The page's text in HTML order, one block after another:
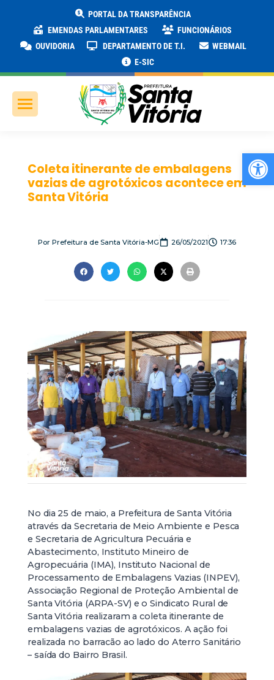
PORTAL DA TRANSPARÊNCIA
EMENDAS PARLAMENTARES
FUNCIONÁRIOS
OUVIDORIA
DEPARTAMENTO DE T.I.
WEBMAIL
E-SIC
Coleta itinerante de embalagens
vazias de agrotóxicos acontece em
Santa Vitória
Por Prefeitura de Santa Vitória-MG 26/05/2021 17:36
No dia 25 de maio, a Prefeitura de Santa Vitória
através da Secretaria de Meio Ambiente e Pesca
e Secretaria de Agricultura Pecuária e
Abastecimento, Instituto Mineiro de
Agropecuária (IMA), Instituto Nacional de
Processamento de Embalagens Vazias (INPEV),
Associação Regional de Proteção Ambiental de
Santa Vitória (ARPA-SV) e o Sindicato Rural de
Santa Vitória realizaram a coleta itinerante de
embalagens vazias de agrotóxicos. A ação foi
realizada no barracão ao lado do Aterro Sanitário
– saída do Bairro Brasil.